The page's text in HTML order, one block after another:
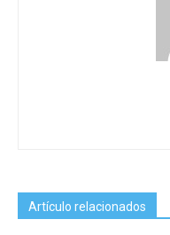
Artículo relacionados